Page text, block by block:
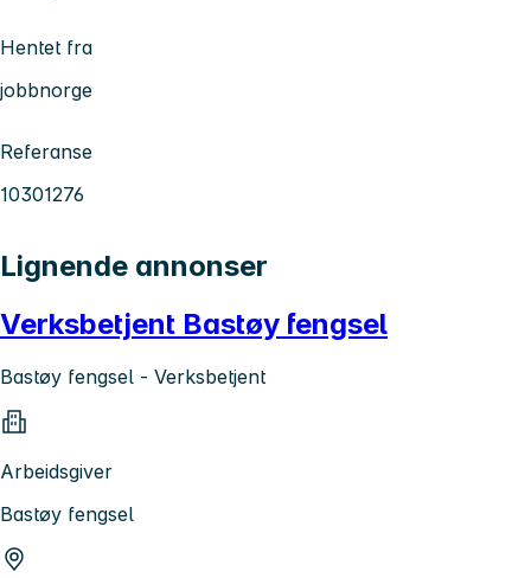
Hentet fra
jobbnorge
Referanse
10301276
Lignende annonser
Verksbetjent Bastøy fengsel
Bastøy fengsel - Verksbetjent
Arbeidsgiver
Bastøy fengsel